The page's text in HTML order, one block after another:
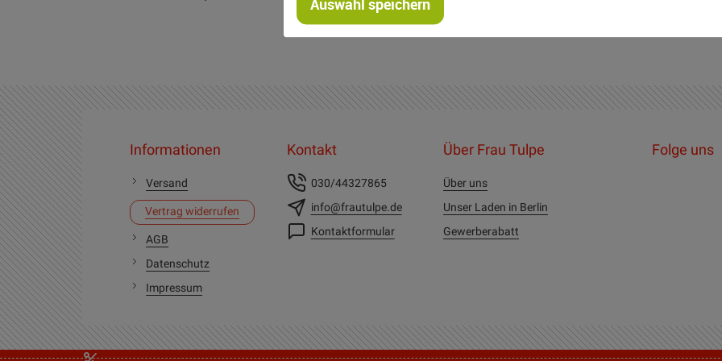
Auswahl speichern
Informationen
Versand
Vertrag widerrufen
AGB
Datenschutz
Impressum
Kontakt
030/44327865
info@frautulpe.de
Kontaktformular
Über Frau Tulpe
Über uns
Unser Laden in Berlin
Gewerberabatt
Folge uns